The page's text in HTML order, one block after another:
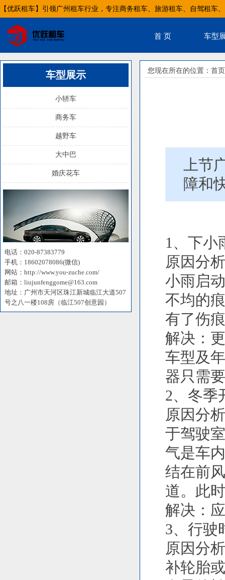
【优跃租车】引领广州租车行业，专注商务租车、旅游租车、自驾租车
首 页 车型
车型展示
小轿车
商务车
越野车
大中巴
婚庆花车
电话：020-87383779
手机：18602078086(微信)
网站：http://www.you-zuche.com/
邮箱：liujunfenggome@163.com
地址：广州市天河区珠江新城临江大道507
号之八一楼108房（临江507创意园）
您现在所在的位置： 首页
上节
障和
1、下小
原因分
小雨启
不均的
有了伤
解决：
车型及
器只需
2、冬季
原因分
于驾驶
气是车
结在前
道。此
解决：
3、行驶
原因分
补轮胎